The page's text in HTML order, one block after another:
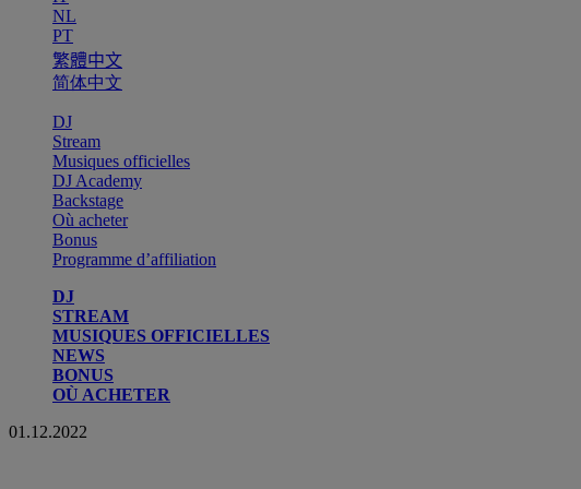
NL
PT
繁體中文
简体中文
DJ
Stream
Musiques officielles
DJ Academy
Backstage
Où acheter
Bonus
Programme d’affiliation
DJ
STREAM
MUSIQUES OFFICIELLES
NEWS
BONUS
OÙ ACHETER
01.12.2022